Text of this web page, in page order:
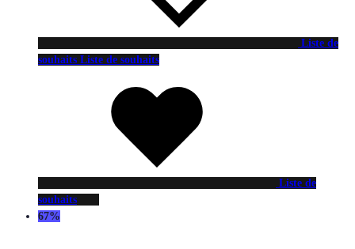
Liste de
souhaits Liste de souhaits
Liste de
souhaits
67%